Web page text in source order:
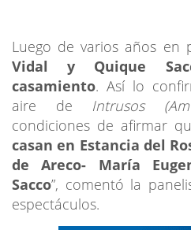
Luego de varios años en
Vidal y Quique
casamiento. Así lo
aire de Intrusos
condiciones de afirmar
casan en Estancia del
de Areco- María
Sacco”, comentó la
espectáculos.